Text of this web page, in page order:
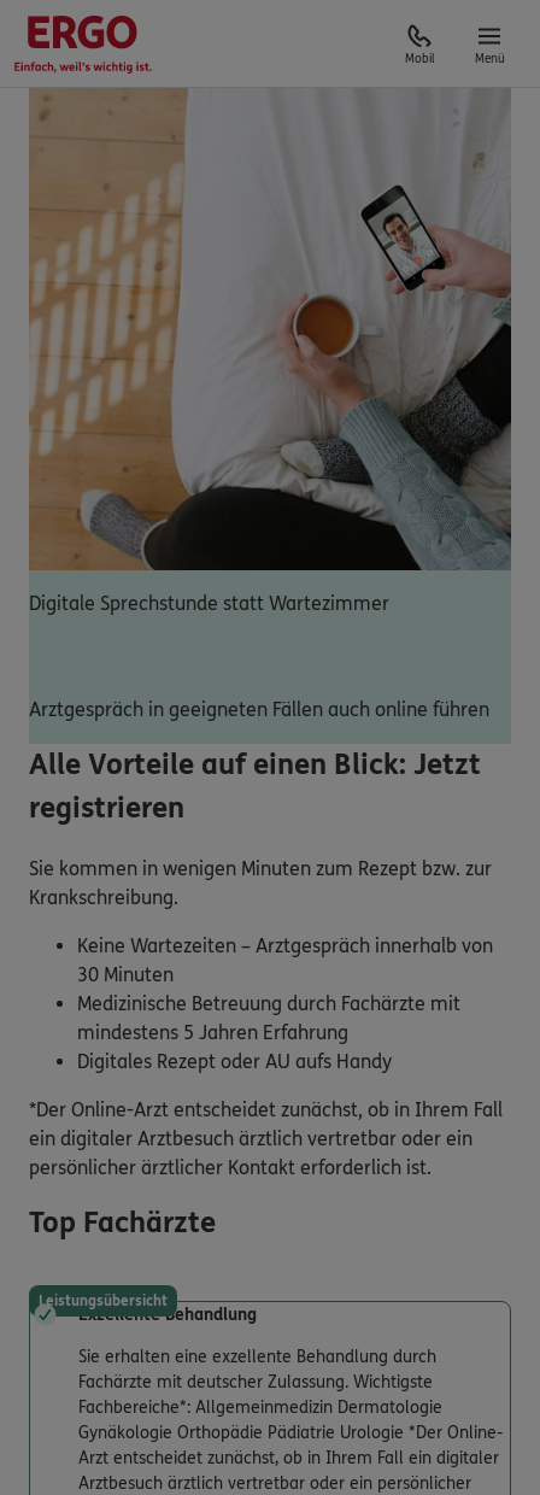
Mobil Menü
Digitale Sprechstunde statt Wartezimmer
Arztgespräch in geeigneten Fällen auch online führen
Alle Vorteile auf einen Blick: Jetzt
registrieren
Sie kommen in wenigen Minuten zum Rezept bzw. zur
Krankschreibung.
Keine Wartezeiten – Arztgespräch innerhalb von
30 Minuten
Medizinische Betreuung durch Fachärzte mit
mindestens 5 Jahren Erfahrung
Digitales Rezept oder AU aufs Handy
*Der Online-Arzt entscheidet zunächst, ob in Ihrem Fall
ein digitaler Arztbesuch ärztlich vertretbar oder ein
persönlicher ärztlicher Kontakt erforderlich ist.
Top Fachärzte
Leistungsübersicht
Exzellente Behandlung
Sie erhalten eine exzellente Behandlung durch
Fachärzte mit deutscher Zulassung. Wichtigste
Fachbereiche*: Allgemeinmedizin Dermatologie
Gynäkologie Orthopädie Pädiatrie Urologie *Der Online-
Arzt entscheidet zunächst, ob in Ihrem Fall ein digitaler
Arztbesuch ärztlich vertretbar oder ein persönlicher